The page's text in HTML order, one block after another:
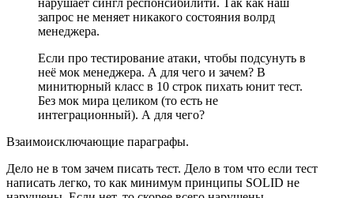
запрос не меняет никакого состояния волрд
менеджера.
Если про тестирование атаки, чтобы подсунуть в
неё мок менеджера. А для чего и зачем? В
минитюрный класс в 10 строк пихать юнит тест.
Без мок мира целиком (то есть не
интеграционный). А для чего?
Взаимоисключающие параграфы.
Дело не в том зачем писать тест. Дело в том что если тест
написать легко, то как минимум принципы SOLID не